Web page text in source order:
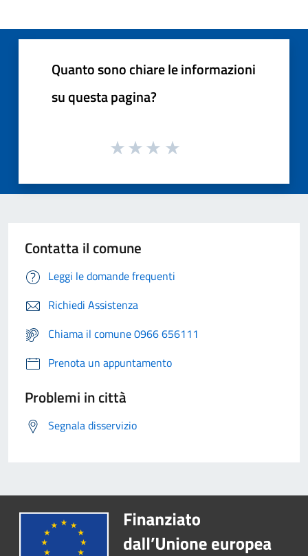
Quanto sono chiare le informazioni
su questa pagina?
Contatta il comune
Leggi le domande frequenti
Richiedi Assistenza
Chiama il comune 0966 656111
Prenota un appuntamento
Problemi in città
Segnala disservizio